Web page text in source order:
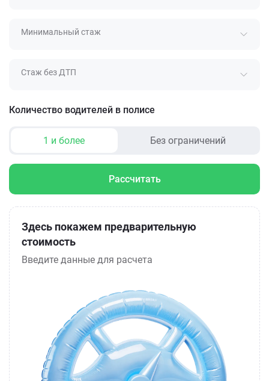
Минимальный стаж
Стаж без ДТП
Количество водителей в полисе
1 и более Без ограничений
Рассчитать
Здесь покажем предварительную
стоимость
Введите данные для расчета